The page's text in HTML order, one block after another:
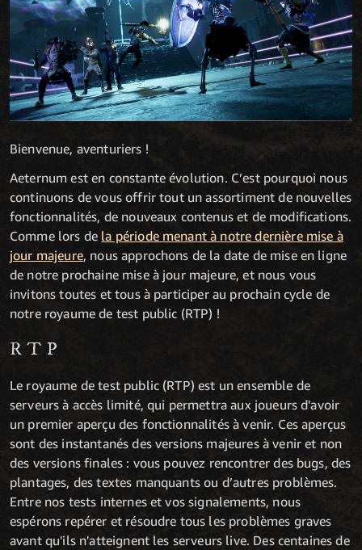
Bienvenue, aventuriers !
Aeternum est en constante évolution. C’est pourquoi nous
continuons de vous offrir tout un assortiment de nouvelles
fonctionnalités, de nouveaux contenus et de modifications.
Comme lors de la période menant à notre dernière mise à
jour majeure, nous approchons de la date de mise en ligne
de notre prochaine mise à jour majeure, et nous vous
invitons toutes et tous à participer au prochain cycle de
notre royaume de test public (RTP) !
RTP
Le royaume de test public (RTP) est un ensemble de
serveurs à accès limité, qui permettra aux joueurs d'avoir
un premier aperçu des fonctionnalités à venir. Ces aperçus
sont des instantanés des versions majeures à venir et non
des versions finales : vous pouvez rencontrer des bugs, des
plantages, des textes manquants ou d’autres problèmes.
Entre nos tests internes et vos signalements, nous
espérons repérer et résoudre tous les problèmes graves
avant qu'ils n'atteignent les serveurs live. Des centaines de